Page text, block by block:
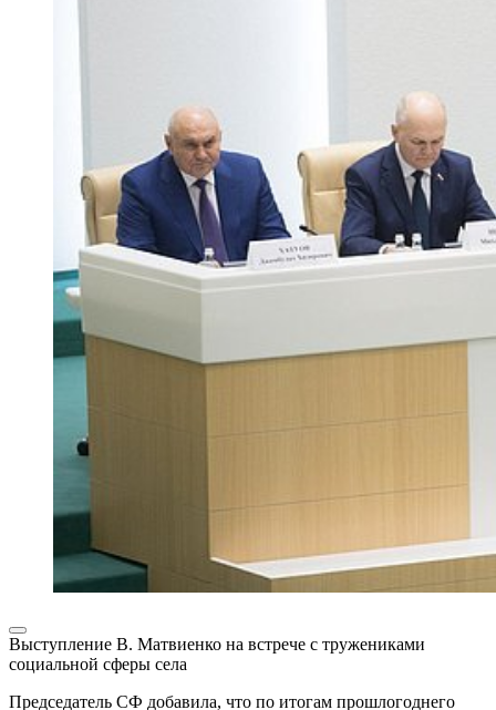
Выступление В. Матвиенко на встрече с тружениками
социальной сферы села
Председатель СФ добавила, что по итогам прошлогоднего